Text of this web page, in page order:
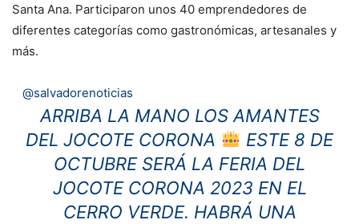
Santa Ana. Participaron unos 40 emprendedores de
diferentes categorías como gastronómicas, artesanales y
más.
@salvadorenoticias
ARRIBA LA MANO LOS AMANTES
DEL JOCOTE CORONA
ESTE 8 DE
OCTUBRE SERÁ LA FERIA DEL
JOCOTE CORONA 2023 EN EL
CERRO VERDE. HABRÁ UNA